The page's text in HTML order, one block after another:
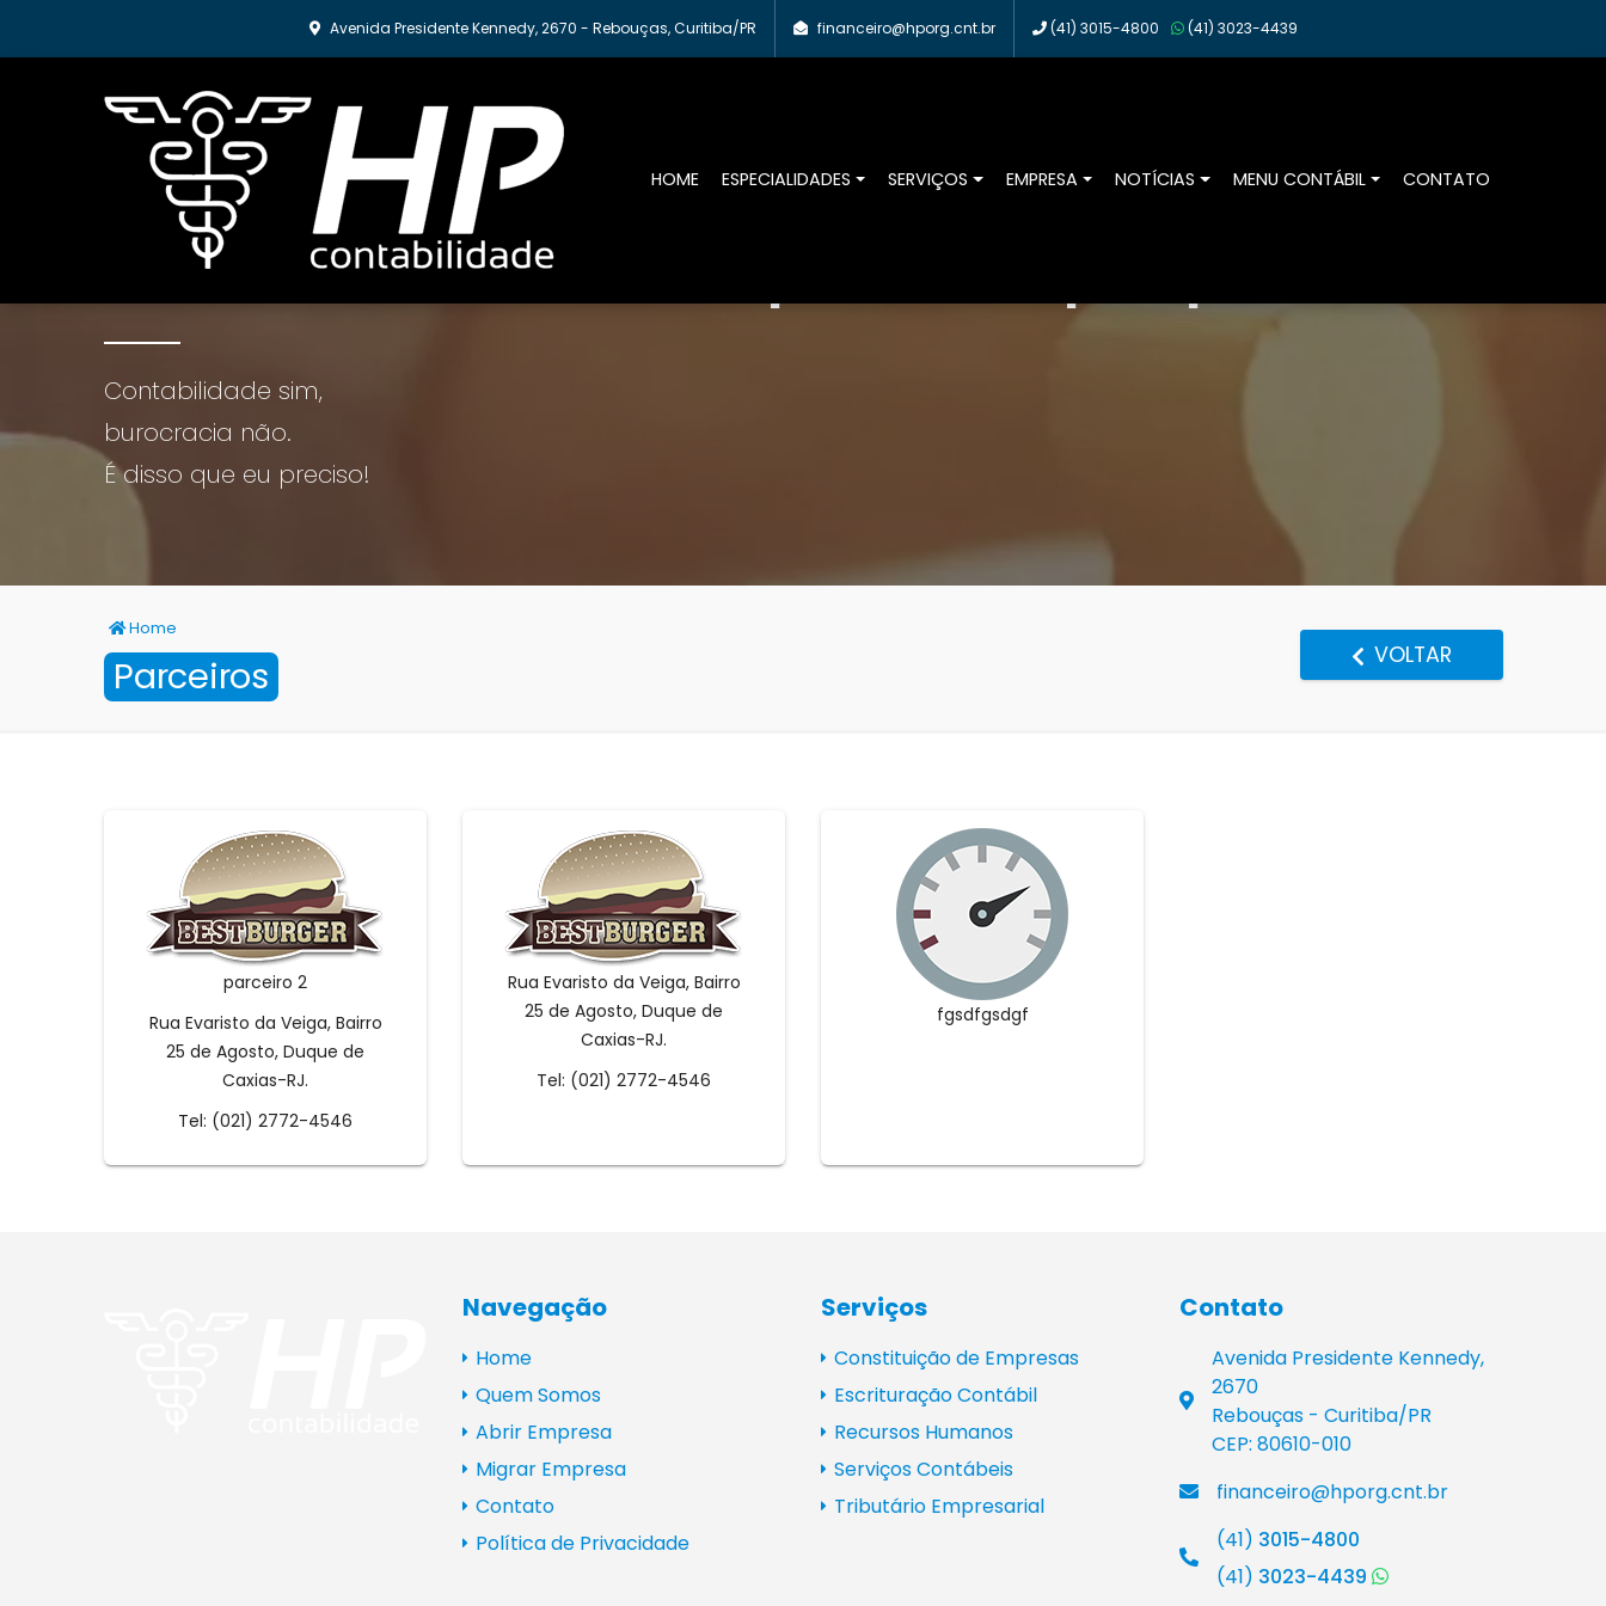
Avenida Presidente Kennedy, 2670 - Rebouças, Curitiba/PR financeiro@hporg.cnt.br (41) 3015-4800 (41) 3023-4439
HOME ESPECIALIDADES SERVIÇOS EMPRESA NOTÍCIAS MENU CONTÁBIL CONTATO
Tenha a contabilidade da sua empresa cuidada por especialistas.
Contabilidade sim,
burocracia não.
É disso que eu preciso!
Home
Parceiros VOLTAR
parceiro 2
Rua Evaristo da Veiga, Bairro
25 de Agosto, Duque de
Caxias-RJ.
Tel: (021) 2772-4546
Rua Evaristo da Veiga, Bairro
25 de Agosto, Duque de
Caxias-RJ.
Tel: (021) 2772-4546
fgsdfgsdgf
Navegação
Home
Quem Somos
Abrir Empresa
Migrar Empresa
Contato
Política de Privacidade
Serviços
Constituição de Empresas
Escrituração Contábil
Recursos Humanos
Serviços Contábeis
Tributário Empresarial
Contato
Avenida Presidente Kennedy,
2670
Rebouças - Curitiba/PR
CEP: 80610-010
financeiro@hporg.cnt.br
(41) 3015-4800
(41) 3023-4439